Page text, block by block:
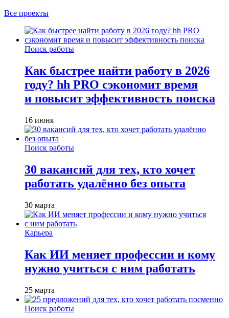
Все проекты
Поиск работы
Как быстрее найти работу в 2026
году? hh PRO сэкономит время
и повысит эффективность поиска
16 июня
Поиск работы
30 вакансий для тех, кто хочет
работать удалённо без опыта
30 марта
Карьера
Как ИИ меняет профессии и кому
нужно учиться с ним работать
25 марта
Поиск работы